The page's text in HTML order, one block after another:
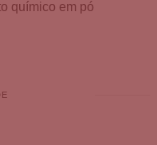
químico em pó